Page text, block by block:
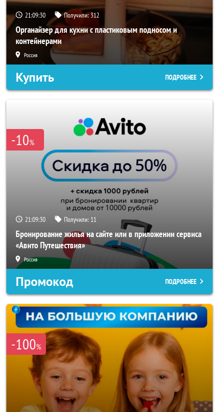
21:09:28 Получили:312
Органайзер для кухни с пластиковым подносом и
контейнерами
Россия
Купить ПОДРОБНЕЕ
-10%
21:09:28 Получили: 11
Бронирование жилья на сайте или в приложении сервиса
«Авито Путешествия»
Россия
Промокод ПОДРОБНЕЕ
-100%